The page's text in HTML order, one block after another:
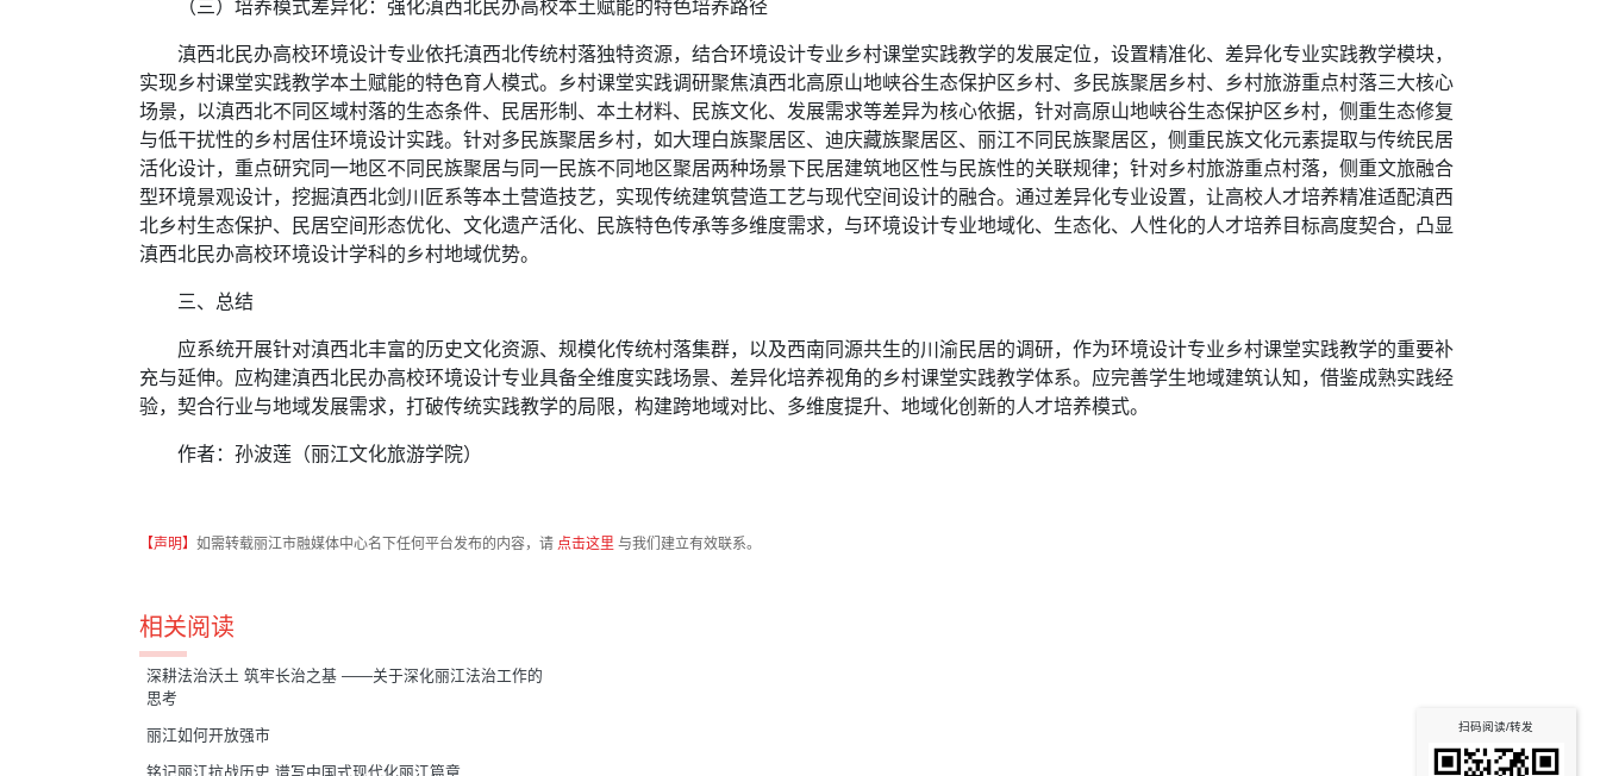
（三）培养模式差异化：强化滇西北民办高校本土赋能的特色培养路径
滇西北民办高校环境设计专业依托滇西北传统村落独特资源，结合环境设计专业乡村课堂实践教学的发展定位，设置精准化、差异化专业实践教学模块，
实现乡村课堂实践教学本土赋能的特色育人模式。乡村课堂实践调研聚焦滇西北高原山地峡谷生态保护区乡村、多民族聚居乡村、乡村旅游重点村落三大核心
场景，以滇西北不同区域村落的生态条件、民居形制、本土材料、民族文化、发展需求等差异为核心依据，针对高原山地峡谷生态保护区乡村，侧重生态修复
与低干扰性的乡村居住环境设计实践。针对多民族聚居乡村，如大理白族聚居区、迪庆藏族聚居区、丽江不同民族聚居区，侧重民族文化元素提取与传统民居
活化设计，重点研究同一地区不同民族聚居与同一民族不同地区聚居两种场景下民居建筑地区性与民族性的关联规律；针对乡村旅游重点村落，侧重文旅融合
型环境景观设计，挖掘滇西北剑川匠系等本土营造技艺，实现传统建筑营造工艺与现代空间设计的融合。通过差异化专业设置，让高校人才培养精准适配滇西
北乡村生态保护、民居空间形态优化、文化遗产活化、民族特色传承等多维度需求，与环境设计专业地域化、生态化、人性化的人才培养目标高度契合，凸显
滇西北民办高校环境设计学科的乡村地域优势。
三、总结
应系统开展针对滇西北丰富的历史文化资源、规模化传统村落集群，以及西南同源共生的川渝民居的调研，作为环境设计专业乡村课堂实践教学的重要补
充与延伸。应构建滇西北民办高校环境设计专业具备全维度实践场景、差异化培养视角的乡村课堂实践教学体系。应完善学生地域建筑认知，借鉴成熟实践经
验，契合行业与地域发展需求，打破传统实践教学的局限，构建跨地域对比、多维度提升、地域化创新的人才培养模式。
作者：孙波莲（丽江文化旅游学院）
【声明】 如需转载丽江市融媒体中心名下任何平台发布的内容，请 点击这里 与我们建立有效联系。
相关阅读
深耕法治沃土 筑牢长治之基 ——关于深化丽江法治工作的
思考
丽江如何开放强市
铭记丽江抗战历史 谱写中国式现代化丽江篇章
扫码阅读/转发